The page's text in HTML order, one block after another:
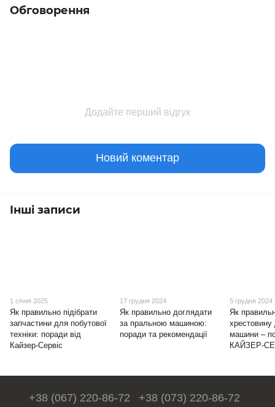
Обговорення
Додайте перший відгук
Новий коментар
Інші записи
1 січня 2025
Як правильно підібрати
запчастини для побутової
техніки: поради від
Кайзер-Сервіс
17 грудня 2024
Як правильно доглядати
за пральною машиною:
поради та рекомендації
5 грудня 2024
Як
машини –
КАЙЗЕР-
+38 (067) 220-86-72 +38 (073) 220-86-72